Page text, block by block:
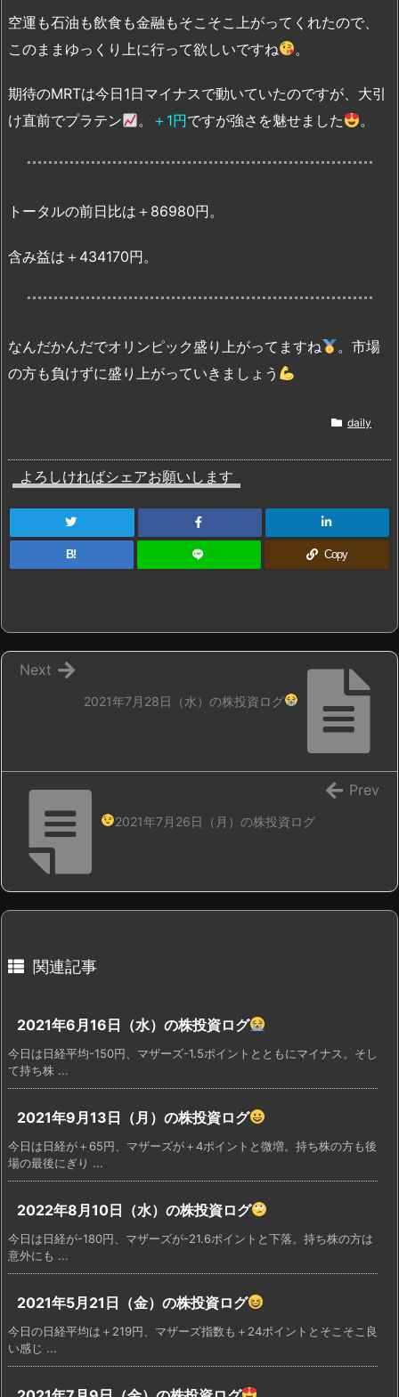
空運も石油も飲食も金融もそこそこ上がってくれたので、
このままゆっくり上に行って欲しいですね
。
期待のMRTは今日1日マイナスで動いていたのですが、大引
け直前でプラテン
。 ＋1円ですが強さを魅せました 。
トータルの前日比は＋86980円。
含み益は＋434170円。
なんだかんだでオリンピック盛り上がってますね
。市場
の方も負けずに盛り上がっていきましょう
daily
よろしければシェアお願いします
B! Copy
2021年7月28日（水）の株投資ログ
Next
2021年7月26日（月）の株投資ログ
Prev
関連記事
2021年6月16日（水）の株投資ログ
今日は日経平均-150円、マザーズ-1.5ポイントとともにマイナス。そし
て持ち株 ...
2021年9月13日（月）の株投資ログ
今日は日経が＋65円、マザーズが＋4ポイントと微増。持ち株の方も後
場の最後にぎり ...
2022年8月10日（水）の株投資ログ
今日は日経が-180円、マザーズが-21.6ポイントと下落。持ち株の方は
意外にも ...
2021年5月21日（金）の株投資ログ
今日の日経平均は＋219円、マザーズ指数も＋24ポイントとそこそこ良
い感じ ...